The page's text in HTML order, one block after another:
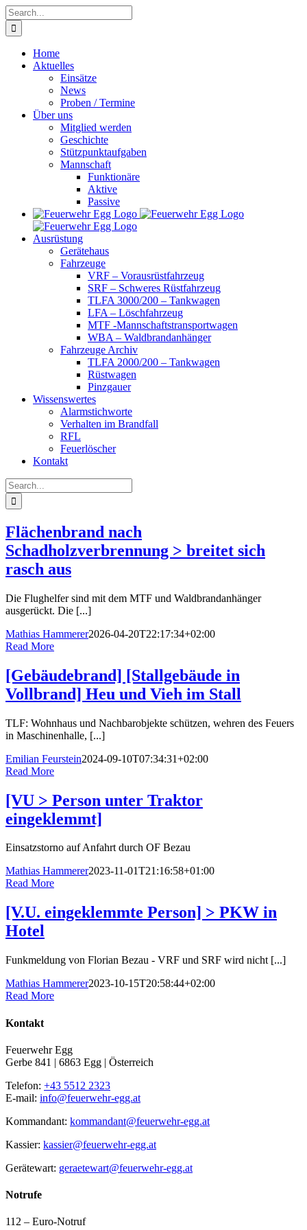
Skip
to
content
Search
for:
Home
Aktuelles
Einsätze
News
Proben / Termine
Über uns
Mitglied werden
Geschichte
Stützpunktaufgaben
Mannschaft
Funktionäre
Aktive
Passive
Ausrüstung
Gerätehaus
Fahrzeuge
VRF – Vorausrüstfahrzeug
SRF – Schweres Rüstfahrzeug
TLFA 3000/200 – Tankwagen
LFA – Löschfahrzeug
MTF -Mannschaftstransportwagen
WBA – Waldbrandanhänger
Fahrzeuge Archiv
TLFA 2000/200 – Tankwagen
Rüstwagen
Pinzgauer
Wissenswertes
Alarmstichworte
Verhalten im Brandfall
RFL
Feuerlöscher
Kontakt
Search
for:
Flächenbrand nach
Schadholzverbrennung > breitet sich
rasch aus
Die Flughelfer sind mit dem MTF und Waldbrandanhänger
ausgerückt. Die [...]
Mathias Hammerer2026-04-20T22:17:34+02:00
Read More
[Gebäudebrand] [Stallgebäude in
Vollbrand] Heu und Vieh im Stall
TLF: Wohnhaus und Nachbarobjekte schützen, wehren des Feuers
in Maschinenhalle, [...]
Emilian Feurstein2024-09-10T07:34:31+02:00
Read More
[VU > Person unter Traktor
eingeklemmt]
Einsatzstorno auf Anfahrt durch OF Bezau
Mathias Hammerer2023-11-01T21:16:58+01:00
Read More
[V.U. eingeklemmte Person] > PKW in
Hotel
Funkmeldung von Florian Bezau - VRF und SRF wird nicht [...]
Mathias Hammerer2023-10-15T20:58:44+02:00
Read More
Kontakt
Feuerwehr Egg
Gerbe 841 | 6863 Egg | Österreich
Telefon: +43 5512 2323
E-mail: info@feuerwehr-egg.at
Kommandant: kommandant@feuerwehr-egg.at
Kassier: kassier@feuerwehr-egg.at
Gerätewart: geraetewart@feuerwehr-egg.at
Notrufe
112 – Euro-Notruf